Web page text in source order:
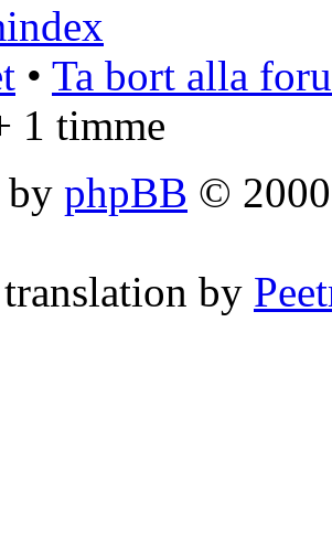
• Ta bort alla
1 timme
by phpBB ©
by